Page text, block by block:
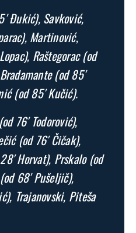
Đukić), Savković,
Martinović,
Raštegorac (od
(od 85′
(od 85′ Kučić).
76′ Todorović),
(od 76′ Čičak),
Horvat), Prskalo (od
68′ Pušeljič),
Trajanovski, Piteša